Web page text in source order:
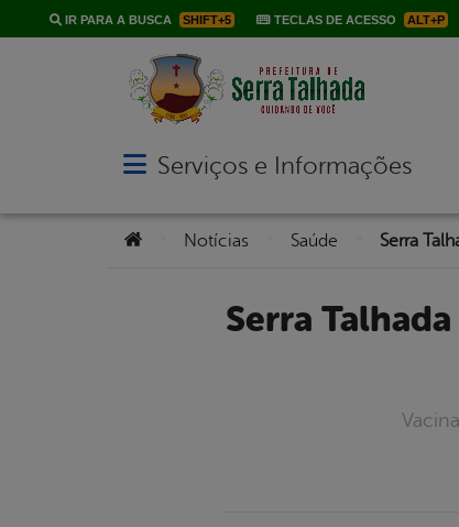
IR PARA A BUSCA SHIFT+5 TECLAS DE ACESSO ALT+P
Abrir menu principal de navegação
Serviços e Informações
Você está aqui:
Notícias Saúde
Serra Talhada inicia neste sábado (15) vacinação de grávidas e